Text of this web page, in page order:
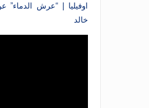
اوفيليا | “عرش الدماء”
خالد